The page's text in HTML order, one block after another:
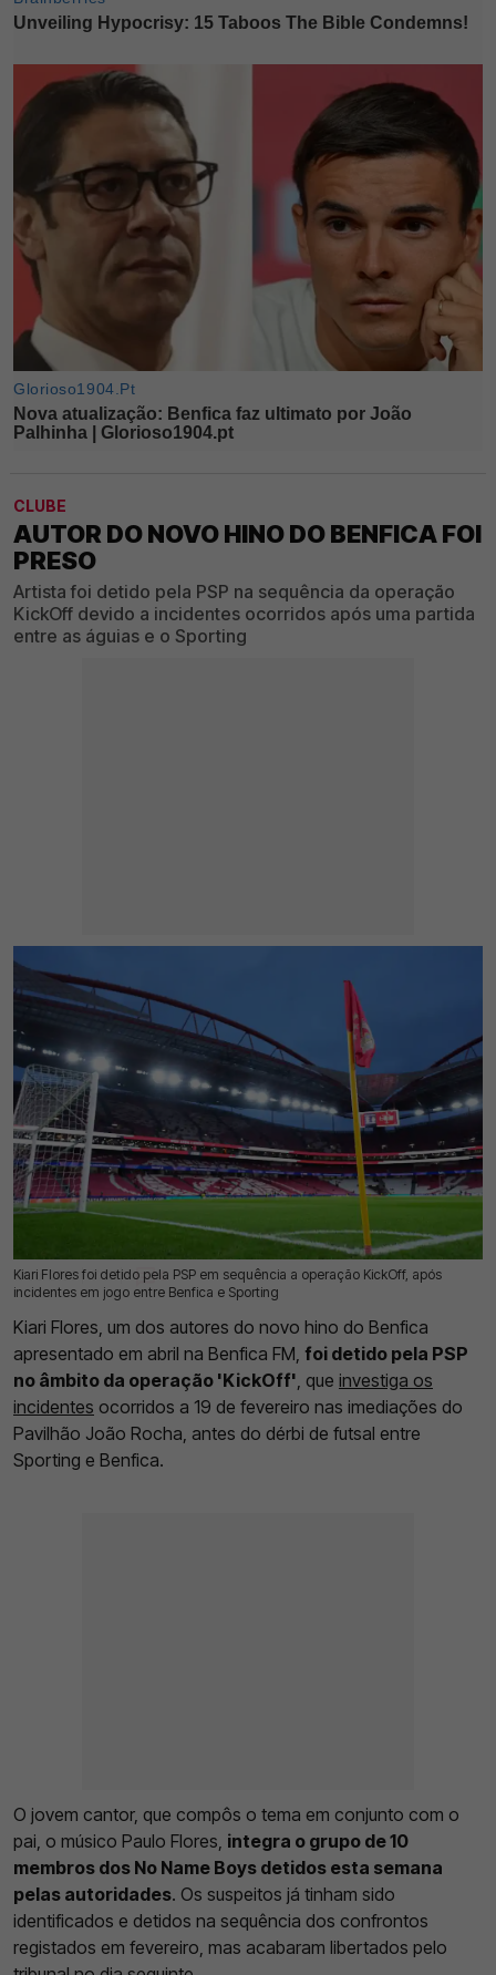
CLUBE
AUTOR DO NOVO HINO DO BENFICA FOI
PRESO
Artista foi detido pela PSP na sequência da operação
KickOff devido a incidentes ocorridos após uma partida
entre as águias e o Sporting
Kiari Flores foi detido pela PSP em sequência a operação KickOff, após
incidentes em jogo entre Benfica e Sporting
10 Jul 2026 | 17:37 | 0
Kiari Flores, um dos autores do novo hino do Benfica
apresentado em abril na Benfica FM, foi detido pela PSP
no âmbito da operação 'KickOff' , que investiga os
incidentes ocorridos a 19 de fevereiro nas imediações do
Pavilhão João Rocha, antes do dérbi de futsal entre
Sporting e Benfica.
O jovem cantor, que compôs o tema em conjunto com o
pai, o músico Paulo Flores, integra o grupo de 10
membros dos No Name Boys detidos esta semana
pelas autoridades. Os suspeitos já tinham sido
identificados e detidos na sequência dos confrontos
registados em fevereiro, mas acabaram libertados pelo